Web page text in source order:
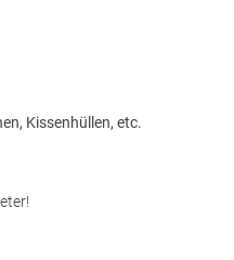
Kissenhüllen, etc.